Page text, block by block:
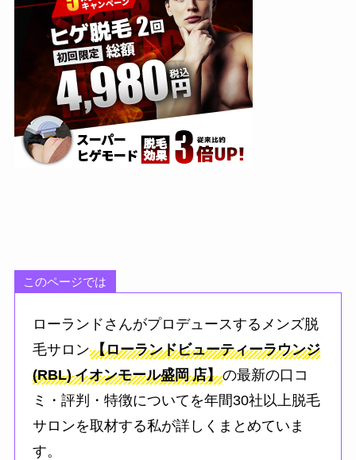
このページでは
ローランドさんがプロデュースするメンズ脱
毛サロン【ローランドビューティーラウンジ
(RBL) イオンモール盛岡 店】の最新の口コ
ミ・評判・特徴についてを年間30社以上脱毛
サロンを取材する私が詳しくまとめていま
す。